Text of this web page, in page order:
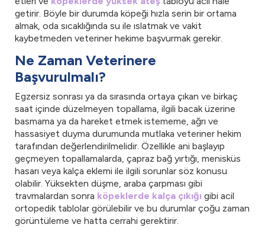
getirir. Böyle bir durumda köpeği hızla serin bir ortama
almak, oda sıcaklığında su ile ıslatmak ve vakit
kaybetmeden veteriner hekime başvurmak gerekir.
Ne Zaman Veterinere
Başvurulmalı?
Egzersiz sonrası ya da sırasında ortaya çıkan ve birkaç
saat içinde düzelmeyen topallama, ilgili bacak üzerine
basmama ya da hareket etmek istememe, ağrı ve
hassasiyet duyma durumunda mutlaka veteriner hekim
tarafından değerlendirilmelidir. Özellikle ani başlayıp
geçmeyen topallamalarda, çapraz bağ yırtığı, menisküs
hasarı veya kalça eklemi ile ilgili sorunlar söz konusu
olabilir. Yüksekten düşme, araba çarpması gibi
travmalardan sonra köpeklerde kalça çıkığı gibi acil
ortopedik tablolar görülebilir ve bu durumlar çoğu zaman
görüntüleme ve hatta cerrahi gerektirir.